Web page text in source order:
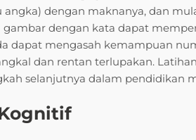
dengan maknanya, dan
gambar dengan kata dapat
dapat mengasah kemampuan
dan rentan terlupakan.
selanjutnya dalam pendidikan